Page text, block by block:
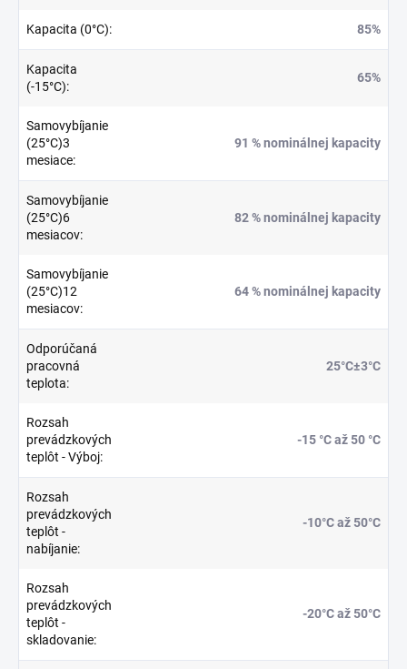
Kapacita (0°C): 85%
Kapacita
(-15°C):
65%
Samovybíjanie
(25°C)3
mesiace:
91 % nominálnej kapacity
Samovybíjanie
(25°C)6
mesiacov:
82 % nominálnej kapacity
Samovybíjanie
(25°C)12
mesiacov:
64 % nominálnej kapacity
Odporúčaná
pracovná
teplota:
25°C±3°C
Rozsah
prevádzkových
teplôt - Výboj:
-15 °C až 50 °C
Rozsah
prevádzkových
teplôt -
nabíjanie:
-10°C až 50°C
Rozsah
prevádzkových
teplôt -
skladovanie:
-20°C až 50°C